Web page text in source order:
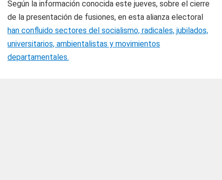
Según la información conocida este jueves, sobre el cierre
de la presentación de fusiones, en esta alianza electoral
han confluido sectores del socialismo, radicales, jubilados,
universitarios, ambientalistas y movimientos
departamentales.